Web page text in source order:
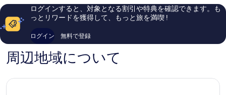
ノ
ス
ベ
ス
ト
ッ
ミ
件
件
コ
ミ
ラ
ス
件
の
ログインすると、対象となる割引や特典を確認できます。も
っとリワードを獲得して、もっと旅を満喫 !
ログイン 無料で登録
周辺地域について